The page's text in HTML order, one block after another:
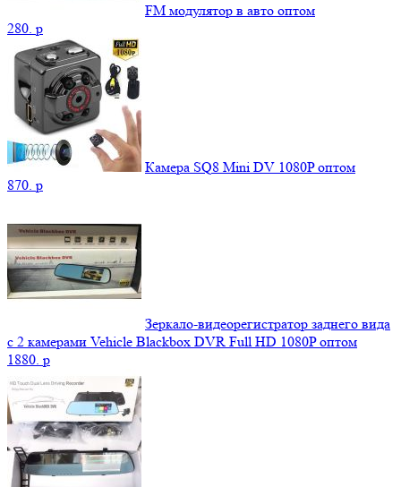
FM модулятор в авто оптом
280. p
Камера SQ8 Mini DV 1080P оптом
870. p
Зеркало-видеорегистратор заднего вида
с 2 камерами Vehicle Blackbox DVR Full HD 1080P оптом
1880. p